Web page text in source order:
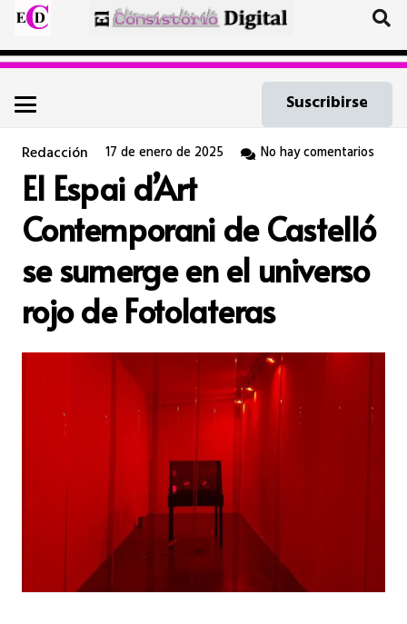
Suscribirse
Redacción 17 de enero de 2025 No hay comentarios
El Espai d’Art
Contemporani de Castelló
se sumerge en el universo
rojo de Fotolateras